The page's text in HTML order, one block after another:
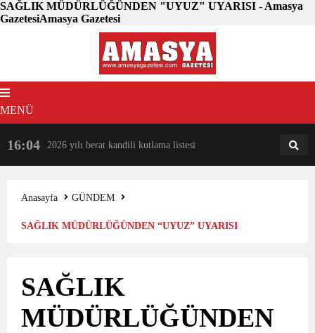
SAĞLIK MÜDÜRLÜĞÜNDEN "UYUZ" UYARISI - Amasya
GazetesiAmasya Gazetesi
MENÜ
16:04 2026 yılı berat kandili kutlama listesi 18:31
Anasayfa
GÜNDEM
SAĞLIK MÜDÜRLÜĞÜNDEN “UYUZ” UYARISI
SAĞLIK
MÜDÜRLÜĞÜNDEN